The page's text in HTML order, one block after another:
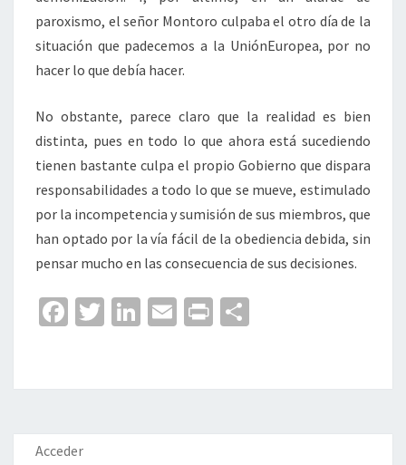
paroxismo, el señor Montoro culpaba el otro día de la
situación que padecemos a la UniónEuropea, por no
hacer lo que debía hacer.
No obstante, parece claro que la realidad es bien
distinta, pues en todo lo que ahora está sucediendo
tienen bastante culpa el propio Gobierno que dispara
responsabilidades a todo lo que se mueve, estimulado
por la incompetencia y sumisión de sus miembros, que
han optado por la vía fácil de la obediencia debida, sin
pensar mucho en las consecuencia de sus decisiones.
Fa
o
o
k
T
er
Li
dI
n
E
l
Pr
p
ar
Acceder